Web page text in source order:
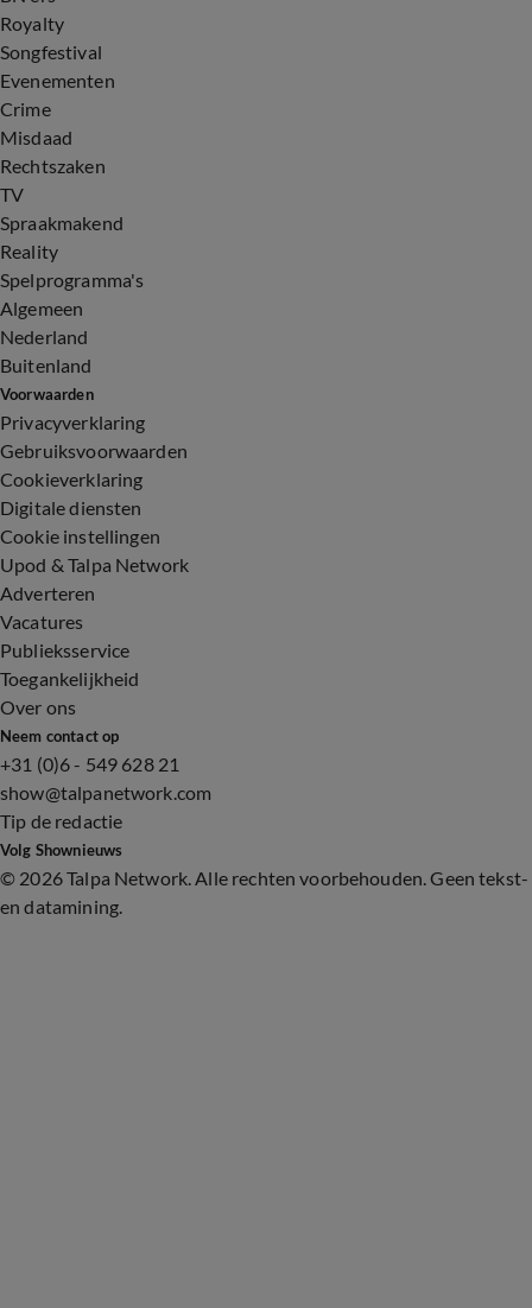
Royalty
Songfestival
Evenementen
Crime
Misdaad
Rechtszaken
TV
Spraakmakend
Reality
Spelprogramma's
Algemeen
Nederland
Buitenland
Voorwaarden
Privacyverklaring
Gebruiksvoorwaarden
Cookieverklaring
Digitale diensten
Cookie instellingen
Upod & Talpa Network
Adverteren
Vacatures
Publieksservice
Toegankelijkheid
Over ons
Neem contact op
+31 (0)6 - 549 628 21
show@talpanetwork.com
Tip de redactie
Volg Shownieuws
© 2026 Talpa Network. Alle rechten voorbehouden. Geen tekst-
en datamining.